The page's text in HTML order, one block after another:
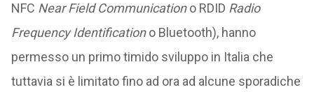
NFC Near Field Communicationo RDID Radio
Frequency Identificationo Bluetooth), hanno
permesso un primo timido sviluppo in Italia che
tuttavia si è limitato fino ad ora ad alcune sporadiche